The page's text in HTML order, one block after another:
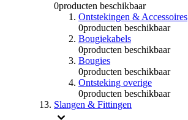
0producten beschikbaar
Ontstekingen & Accessoires
0producten beschikbaar
Bougiekabels
0producten beschikbaar
Bougies
0producten beschikbaar
Ontsteking overige
0producten beschikbaar
Slangen & Fittingen